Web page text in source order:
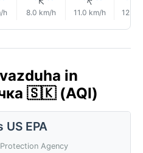
h 8.0 km/h 11.0 km/h 12.0
in
🇸🇰 (AQI)
US EPA
Agency